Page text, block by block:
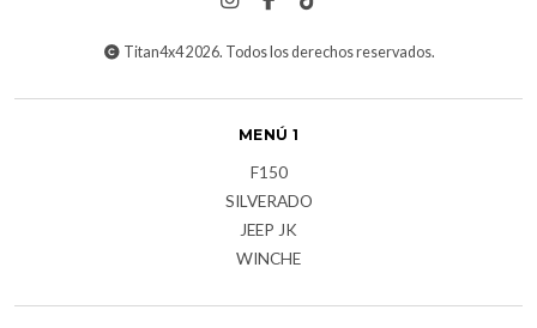
Titan4x4 2026. Todos los derechos reservados.
MENÚ 1
F150
SILVERADO
JEEP JK
WINCHE